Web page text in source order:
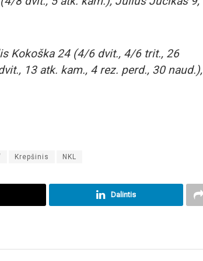
Kokoška 24 (4/6 dvit., 4/6 trit., 26
13 atk. kam., 4 rez. perd., 30 naud.),
Krepšinis NKL
Dalintis